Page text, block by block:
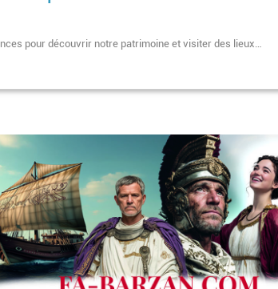
pour découvrir notre patrimoine et visiter des lieux…